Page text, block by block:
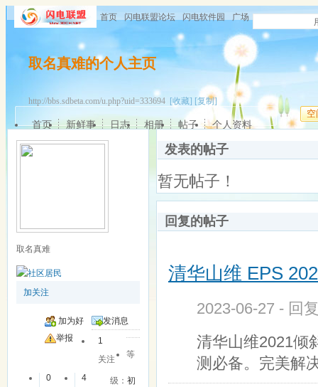
首页 闪电联盟论坛 闪电软件园 广场
取名真难的个人主页
http://bbs.sdbeta.com/u.php?uid=333694 [收藏] [复制]
空
首页 新鲜事 日志 相册 帖子 个人资料
取名真难
加关注
加为好
友
发消息
举报
1
关注
0
4
等
级：初
发表的帖子
暂无帖子！
回复的帖子
清华山维 EPS
2023-06-27 - 回
清华山维2021倾
测必备。完美解